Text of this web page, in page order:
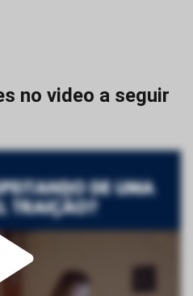
no video a seguir